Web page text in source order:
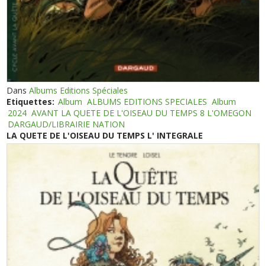
DansAlbums Editions Spéciales
Etiquettes: Album ALBUMS EDITIONS SPECIALES Album
2024 AVANT LA QUETE DE L'OISEAU DU TEMPS 8 L'OMEGON
DARGAUD/LIBRAIRIE NATION
LA QUETE DE L'OISEAU DU TEMPS L' INTEGRALE